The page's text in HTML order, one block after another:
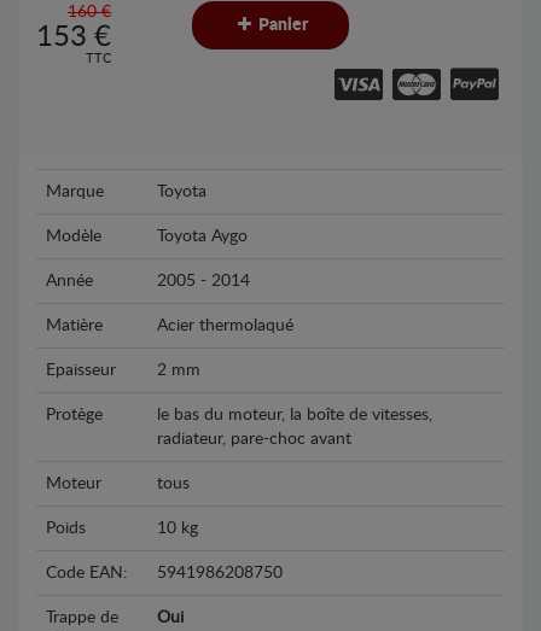
160 €
153 €
TTC
Panier
Marque Toyota
Modèle Toyota Aygo
Année 2005 - 2014
Matière Acier thermolaqué
Epaisseur 2 mm
Protège
le bas du moteur, la boîte de vitesses,
radiateur, pare-choc avant
Moteur tous
Poids 10 kg
Code EAN: 5941986208750
Trappe de
Oui